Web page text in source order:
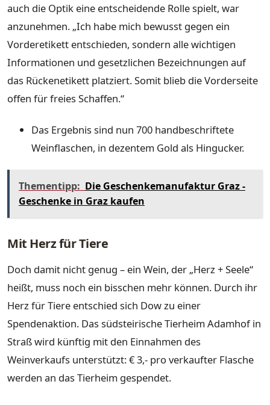
auch die Optik eine entscheidende Rolle spielt, war
anzunehmen. „Ich habe mich bewusst gegen ein
Vorderetikett entschieden, sondern alle wichtigen
Informationen und gesetzlichen Bezeichnungen auf
das Rückenetikett platziert. Somit blieb die Vorderseite
offen für freies Schaffen.“
Das Ergebnis sind nun 700 handbeschriftete
Weinflaschen, in dezentem Gold als Hingucker.
Thementipp: Die Geschenkemanufaktur Graz -
Geschenke in Graz kaufen
Mit Herz für Tiere
Doch damit nicht genug – ein Wein, der „Herz + Seele“
heißt, muss noch ein bisschen mehr können. Durch ihr
Herz für Tiere entschied sich Dow zu einer
Spendenaktion. Das südsteirische Tierheim Adamhof in
Straß wird künftig mit den Einnahmen des
Weinverkaufs unterstützt: € 3,- pro verkaufter Flasche
werden an das Tierheim gespendet.